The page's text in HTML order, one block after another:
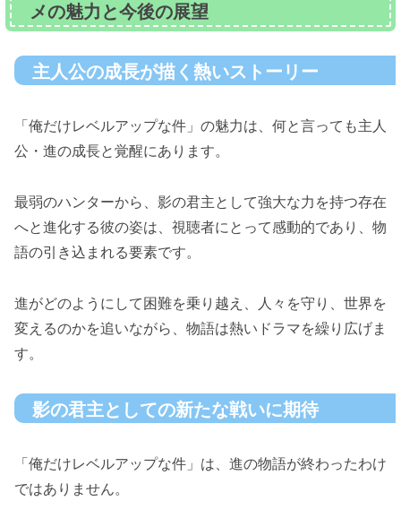
メの魅力と今後の展望
主人公の成長が描く熱いストーリー
「俺だけレベルアップな件」の魅力は、何と言っても主人
公・進の成長と覚醒にあります。
最弱のハンターから、影の君主として強大な力を持つ存在
へと進化する彼の姿は、視聴者にとって感動的であり、物
語の引き込まれる要素です。
進がどのようにして困難を乗り越え、人々を守り、世界を
変えるのかを追いながら、物語は熱いドラマを繰り広げま
す。
影の君主としての新たな戦いに期待
「俺だけレベルアップな件」は、進の物語が終わったわけ
ではありません。